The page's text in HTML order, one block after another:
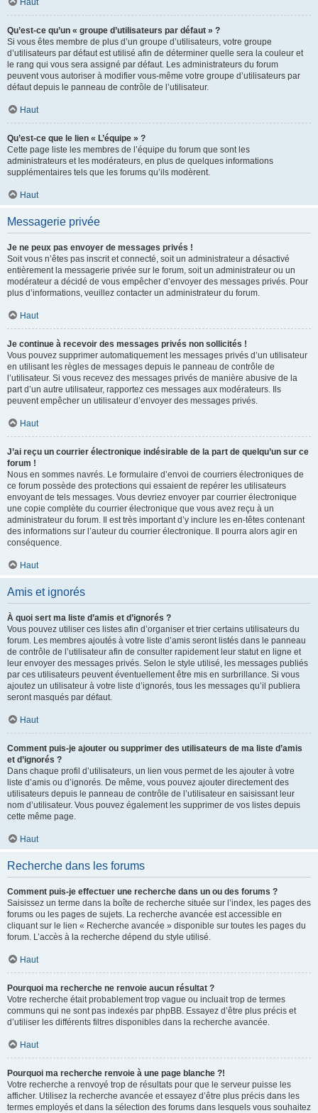
Haut
Qu’est-ce qu’un « groupe d’utilisateurs par défaut » ?
Si vous êtes membre de plus d’un groupe d’utilisateurs, votre groupe
d’utilisateurs par défaut est utilisé afin de déterminer quelle sera la couleur et
le rang qui vous sera assigné par défaut. Les administrateurs du forum
peuvent vous autoriser à modifier vous-même votre groupe d’utilisateurs par
défaut depuis le panneau de contrôle de l’utilisateur.
Haut
Qu’est-ce que le lien « L’équipe » ?
Cette page liste les membres de l’équipe du forum que sont les
administrateurs et les modérateurs, en plus de quelques informations
supplémentaires tels que les forums qu’ils modèrent.
Haut
Messagerie privée
Je ne peux pas envoyer de messages privés !
Soit vous n’êtes pas inscrit et connecté, soit un administrateur a désactivé
entièrement la messagerie privée sur le forum, soit un administrateur ou un
modérateur a décidé de vous empêcher d’envoyer des messages privés. Pour
plus d’informations, veuillez contacter un administrateur du forum.
Haut
Je continue à recevoir des messages privés non sollicités !
Vous pouvez supprimer automatiquement les messages privés d’un utilisateur
en utilisant les règles de messages depuis le panneau de contrôle de
l’utilisateur. Si vous recevez des messages privés de manière abusive de la
part d’un autre utilisateur, rapportez ces messages aux modérateurs. Ils
peuvent empêcher un utilisateur d’envoyer des messages privés.
Haut
J’ai reçu un courrier électronique indésirable de la part de quelqu’un sur ce
forum !
Nous en sommes navrés. Le formulaire d’envoi de courriers électroniques de
ce forum possède des protections qui essaient de repérer les utilisateurs
envoyant de tels messages. Vous devriez envoyer par courrier électronique
une copie complète du courrier électronique que vous avez reçu à un
administrateur du forum. Il est très important d’y inclure les en-têtes contenant
des informations sur l’auteur du courrier électronique. Il pourra alors agir en
conséquence.
Haut
Amis et ignorés
À quoi sert ma liste d’amis et d’ignorés ?
Vous pouvez utiliser ces listes afin d’organiser et trier certains utilisateurs du
forum. Les membres ajoutés à votre liste d’amis seront listés dans le panneau
de contrôle de l’utilisateur afin de consulter rapidement leur statut en ligne et
leur envoyer des messages privés. Selon le style utilisé, les messages publiés
par ces utilisateurs peuvent éventuellement être mis en surbrillance. Si vous
ajoutez un utilisateur à votre liste d’ignorés, tous les messages qu’il publiera
seront masqués par défaut.
Haut
Comment puis-je ajouter ou supprimer des utilisateurs de ma liste d’amis
et d’ignorés ?
Dans chaque profil d’utilisateurs, un lien vous permet de les ajouter à votre
liste d’amis ou d’ignorés. De même, vous pouvez ajouter directement des
utilisateurs depuis le panneau de contrôle de l’utilisateur en saisissant leur
nom d’utilisateur. Vous pouvez également les supprimer de vos listes depuis
cette même page.
Haut
Recherche dans les forums
Comment puis-je effectuer une recherche dans un ou des forums ?
Saisissez un terme dans la boîte de recherche située sur l’index, les pages des
forums ou les pages de sujets. La recherche avancée est accessible en
cliquant sur le lien « Recherche avancée » disponible sur toutes les pages du
forum. L’accès à la recherche dépend du style utilisé.
Haut
Pourquoi ma recherche ne renvoie aucun résultat ?
Votre recherche était probablement trop vague ou incluait trop de termes
communs qui ne sont pas indexés par phpBB. Essayez d’être plus précis et
d’utiliser les différents filtres disponibles dans la recherche avancée.
Haut
Pourquoi ma recherche renvoie à une page blanche ?!
Votre recherche a renvoyé trop de résultats pour que le serveur puisse les
afficher. Utilisez la recherche avancée et essayez d’être plus précis dans les
termes employés et dans la sélection des forums dans lesquels vous souhaitez